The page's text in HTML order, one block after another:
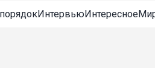
ИнтервьюИнтересное